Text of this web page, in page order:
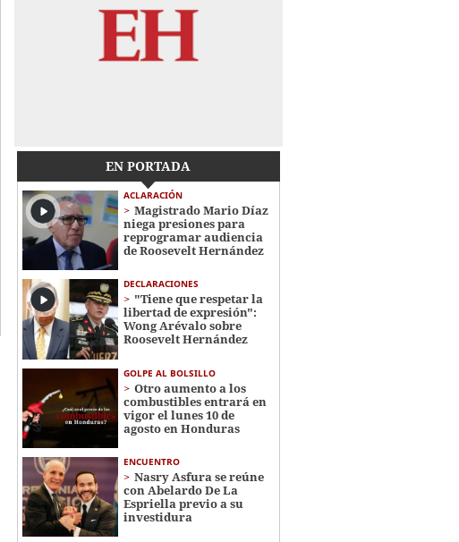
EN PORTADA
ACLARACIÓN
Magistrado Mario Díaz
niega presiones para
reprogramar audiencia
de Roosevelt Hernández
DECLARACIONES
"Tiene que respetar la
libertad de expresión":
Wong Arévalo sobre
Roosevelt Hernández
GOLPE AL BOLSILLO
Otro aumento a los
combustibles entrará en
vigor el lunes 10 de
agosto en Honduras
ENCUENTRO
Nasry Asfura se reúne
con Abelardo De La
Espriella previo a su
investidura